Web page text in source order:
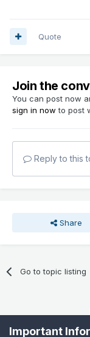
Quote
Join the
You can post now
sign in now to post
Reply to this
Share
Go to topic listing
Copyright
Important